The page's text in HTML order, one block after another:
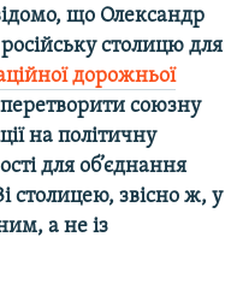
що Олександр
столицю для
дорожньої
союзну
на політичну
для об’єднання
столицею, звісно ж, у
а не із